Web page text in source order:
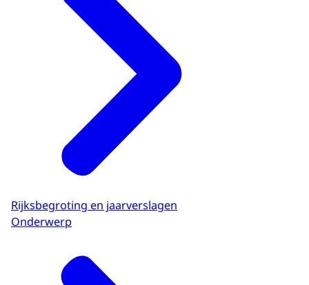
Rijksbegroting en jaarverslagen
Onderwerp